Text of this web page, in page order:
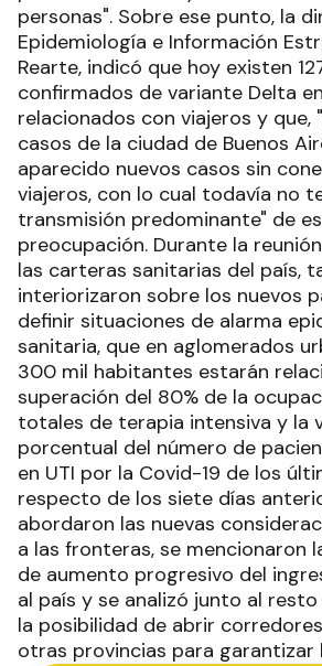
personas". Sobre ese punto, la
Epidemiología e Información
Rearte, indicó que hoy existen
confirmados de variante Delta
relacionados con viajeros y que,
casos de la ciudad de Buenos
aparecido nuevos casos sin
viajeros, con lo cual todavía no
transmisión predominante" de
preocupación. Durante la
las carteras sanitarias del país,
interiorizaron sobre los nuevos
definir situaciones de alarma
sanitaria, que en aglomerados
300 mil habitantes estarán
superación del 80% de la
totales de terapia intensiva y la
porcentual del número de
en UTI por la Covid-19 de los
respecto de los siete días
abordaron las nuevas
a las fronteras, se mencionaron
de aumento progresivo del
al país y se analizó junto al
la posibilidad de abrir
otras provincias para garantizar